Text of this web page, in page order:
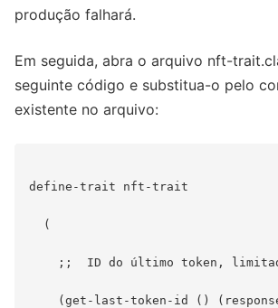
produção falhará.
Em seguida, abra o arquivo nft-
seguinte código e substitua-o pelo
existente no arquivo:
define-trait nft-trait
  (
;;  ID do último token,
(get-last-token-id ()